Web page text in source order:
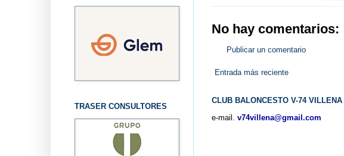
No hay comentarios:
Publicar un comentario
Entrada más reciente
CLUB BALONCESTO V-74 VILLENA
e-mail.
v74villena@gmail.com
TRASER CONSULTORES